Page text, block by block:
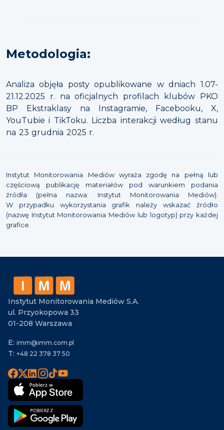
Metodologia:
Analiza objęła posty opublikowane w dniach 1.07-
21.12.2025 r. na oficjalnych profilach klubów PKO
BP Ekstraklasy na Instagramie, Facebooku, X,
YouTubie i TikToku. Liczba interakcji według stanu
na 23 grudnia 2025 r.
Instytut Monitorowania Mediów wyraża zgodę na pełną lub
częściową publikację materiałów pod warunkiem podania
źródła (pełna nazwa: Instytut Monitorowania Mediów).
W przypadku wykorzystania grafik należy wskazać źródło
(nazwę Instytut Monitorowania Mediów lub logotyp) przy każdej
grafice.
Instytut Monitorowania Mediów S.A.
ul. Przyokopowa 33
01-208 Warszawa
E: imm@imm.com.pl
T: +48 22 378 37 50